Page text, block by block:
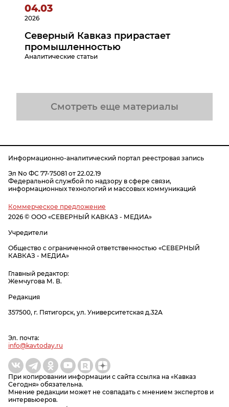
04.03
2026
Северный Кавказ прирастает
промышленностью
Аналитические статьи
Смотреть еще материалы
Информационно-аналитический портал реестровая запись
Эл No ФС 77-75081 от 22.02.19
Федеральной службой по надзору в сфере связи,
информационных технологий и массовых коммуникаций
Коммерческое предложение
2026 © ООО «СЕВЕРНЫЙ КАВКАЗ - МЕДИА»
Учредители
Общество с ограниченной ответственностью «СЕВЕРНЫЙ
КАВКАЗ - МЕДИА»
Главный редактор:
Жемчугова М. В.
Редакция
357500, г. Пятигорск, ул. Университетская д.32А
Эл. почта:
info@kavtoday.ru
При копировании информации с сайта ссылка на «Кавказ
Сегодня» обязательна.
Мнение редакции может не совпадать с мнением экспертов и
интервьюеров.